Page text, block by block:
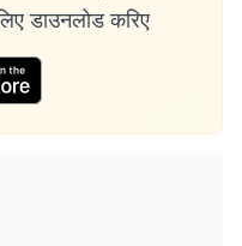
डाउनलोड करिए